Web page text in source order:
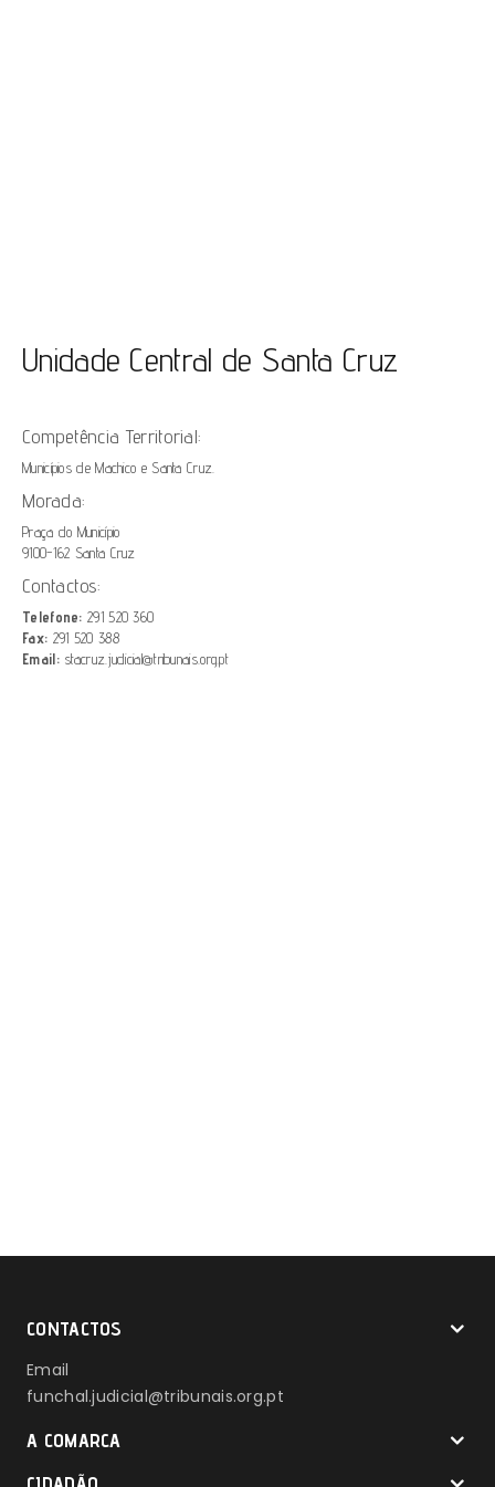
Unidade Central de Santa Cruz
Competência Territorial:
Municípios de Machico e Santa Cruz.
Morada:
Praça do Município
9100-162 Santa Cruz
Contactos:
Telefone: 291 520 360
Fax: 291 520 388
Email: stacruz.judicial@tribunais.org.pt
CONTACTOS
Email
funchal.judicial@tribunais.org.pt
A COMARCA